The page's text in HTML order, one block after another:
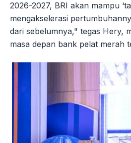
2026-2027, BRI akan mampu
mengakselerasi
dari sebelumnya," tegas Hery,
masa depan bank pelat merah